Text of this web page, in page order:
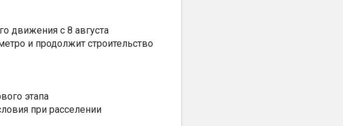
движения с 8 августа
и продолжит строительство
этапа
при расселении